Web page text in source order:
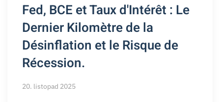
Fed, BCE et Taux d'Intérêt : Le
Dernier Kilomètre de la
Désinflation et le Risque de
Récession.
20. listopad 2025